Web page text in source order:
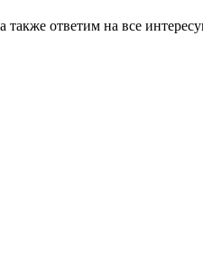
ответим на все